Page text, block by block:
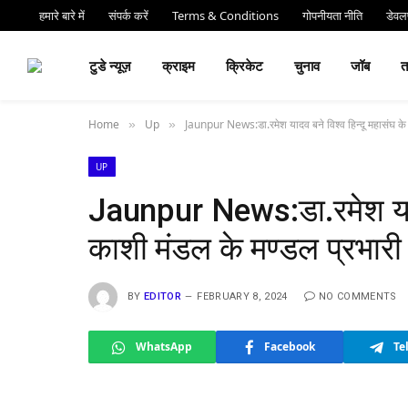
हमारे बारे में संपर्क करें Terms & Conditions गोपनीयता नीति
टुडे न्यूज़ क्राइम क्रिकेट चुनाव जॉब
Home » Up » Jaunpur News:डा.रमेश यादव बने विश्व हिन्दू महासंघ
UP
Jaunpur News:डा.रमेश
काशी मंडल के मण्डल
BY EDITOR FEBRUARY 8, 2024 NO COMMENTS
WhatsApp Facebook
⏰ देर